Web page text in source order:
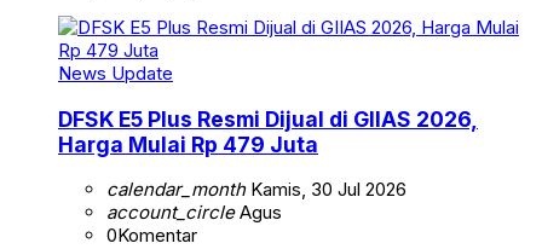
News Update
DFSK E5 Plus Resmi Dijual di GIIAS 2026,
Harga Mulai Rp 479 Juta
calendar_monthKamis, 30 Jul 2026
account_circleAgus
0Komentar